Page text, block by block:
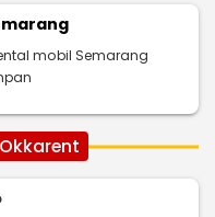
mobil Semarang